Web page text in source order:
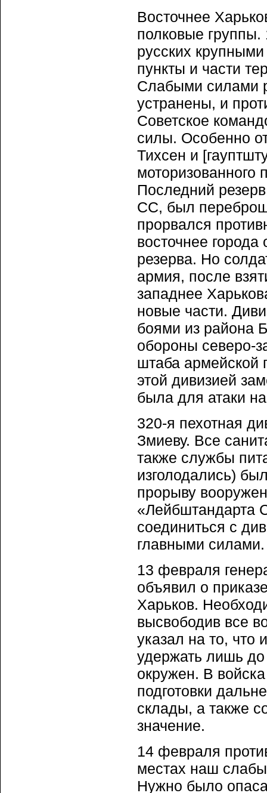
Восточнее
полковые
русских
пункты и части
Слабыми силами
устранены, и
Советское
силы. Особенно
Тихсен и
Последний
СС, был
прорвался
восточнее
резерва. Но
армия, после
западнее
новые части.
боями из района
обороны северо-
штаба армейской
этой дивизией
была для атаки
320-я пехотная
Змиеву. Все
также службы
изголодались)
прорыву
«Лейбштандарта
соединиться с
главными силами.
13 февраля
объявил о
Харьков.
высвободив все
указал на то,
удержать лишь
окружен. В
подготовки
склады, а также
значение.
14 февраля
местах наш
Нужно было